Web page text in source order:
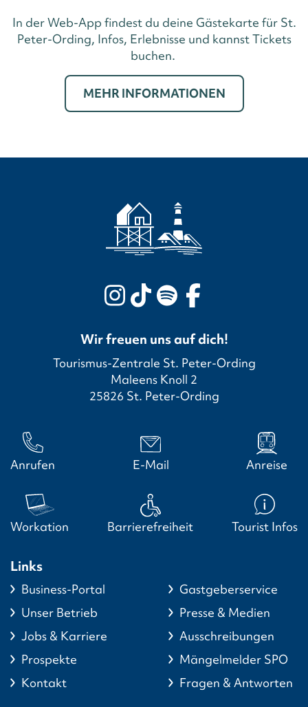
In der Web-App findest du deine Gästekarte für St.
Peter-Ording, Infos, Erlebnisse und kannst Tickets
buchen.
MEHR INFORMATIONEN
Wir freuen uns auf dich!
Tourismus-Zentrale St. Peter-Ording
Maleens Knoll 2
25826 St. Peter-Ording
Anrufen E-Mail Anreise
Workation Barrierefreiheit Tourist Infos
Links
Business-Portal
Gastgeberservice
Unser Betrieb
Presse & Medien
Jobs & Karriere
Ausschreibungen
Prospekte
Mängelmelder SPO
Kontakt
Fragen & Antworten